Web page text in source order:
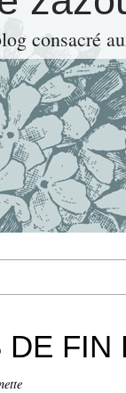
consacré
DE FIN